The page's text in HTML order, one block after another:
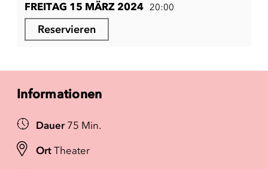
FREITAG 15 MÄRZ 2024 20:00
Reservieren
Informationen
Dauer 75 Min.
Ort Theater